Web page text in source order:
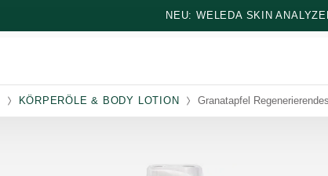
NEU: WELEDA SKIN
KÖRPERÖLE & BODY LOTION Granatapfel